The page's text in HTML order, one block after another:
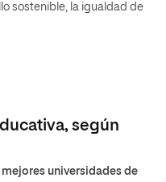
sostenible, la igualdad de
según
mejores universidades de